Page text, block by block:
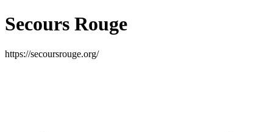
Secours Rouge
https://secoursrouge.org/